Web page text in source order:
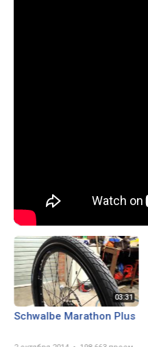
Schwalbe Marathon Plus